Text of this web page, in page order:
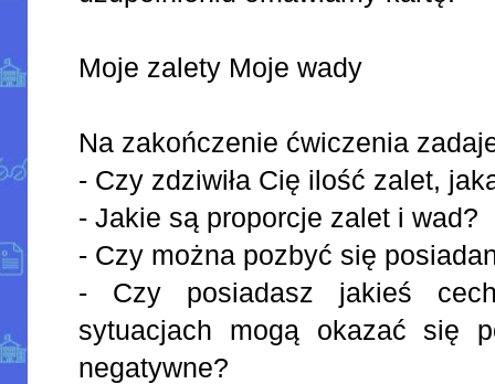
Moje zalety Moje wady
Na zakończenie ćwiczenia
- Czy zdziwiła Cię ilość zalet,
- Jakie są proporcje zalet i wad?
- Czy można pozbyć się
- Czy posiadasz jakieś
sytuacjach mogą okazać się
negatywne?